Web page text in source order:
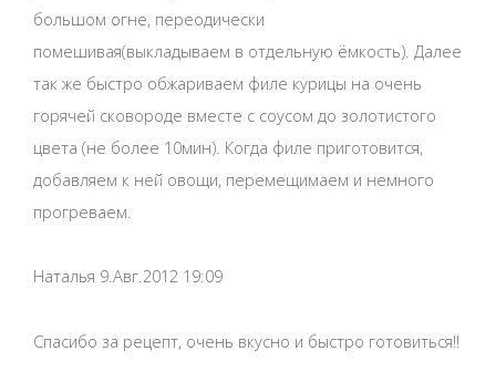
большом огне, переодически
помешивая(выкладываем в отдельную ёмкость). Далее
так же быстро обжариваем филе курицы на очень
горячей сковороде вместе с соусом до золотистого
цвета (не более 10мин). Когда филе приготовится,
добавляем к ней овощи, перемещимаем и немного
прогреваем.
Наталья 9.Авг.2012 19:09
Спасибо за рецепт, очень вкусно и быстро готовиться!!